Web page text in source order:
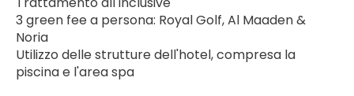
3 green fee a persona: Royal Golf, Al Maaden &
Noria
Utilizzo delle strutture dell'hotel, compresa la
piscina e l'area spa